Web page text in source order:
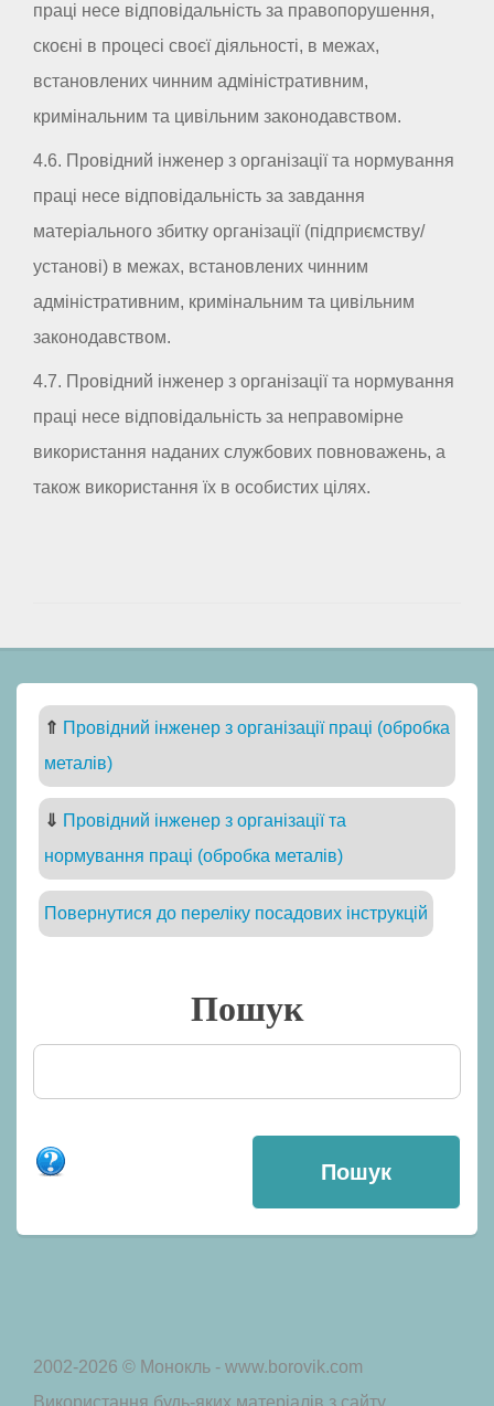
праці несе відповідальність за правопорушення,
скоєні в процесі своєї діяльності, в межах,
встановлених чинним адміністративним,
кримінальним та цивільним законодавством.
4.6. Провідний інженер з організації та нормування
праці несе відповідальність за завдання
матеріального збитку організації (підприємству/
установі) в межах, встановлених чинним
адміністративним, кримінальним та цивільним
законодавством.
4.7. Провідний інженер з організації та нормування
праці несе відповідальність за неправомірне
використання наданих службових повноважень, а
також використання їх в особистих цілях.
⇑ Провідний інженер з організації праці (обробка
металів)
⇓ Провідний інженер з організації та
нормування праці (обробка металів)
Повернутися до переліку посадових інструкцій
Пошук
2002-2026 © Монокль - www.borovik.com